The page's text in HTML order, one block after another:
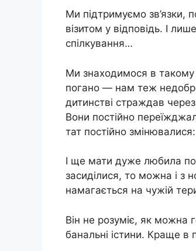
Ми підтримуємо зв’язки,
візитом у відповідь. І
спілкування…
Ми знаходимося в такому
погано — нам теж
дитинстві страждав
Вони постійно
тат постійно
І ще мати дуже любила
засиділися, то можна і з
намагається на чужій
Він не розуміє, як можна
банальні істини. Краще в